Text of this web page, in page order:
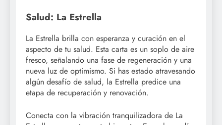
Salud: La Estrella
La Estrella brilla con esperanza y curación en el
aspecto de tu salud. Esta carta es un soplo de aire
fresco, señalando una fase de regeneración y una
nueva luz de optimismo. Si has estado atravesando
algún desafío de salud, la Estrella predice una
etapa de recuperación y renovación.
Conecta con la vibración tranquilizadora de La